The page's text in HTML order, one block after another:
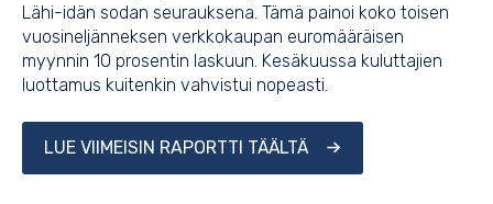
Lähi-idän sodan seurauksena. Tämä painoi koko toisen
vuosineljänneksen verkkokaupan euromääräisen
myynnin 10 prosentin laskuun. Kesäkuussa kuluttajien
luottamus kuitenkin vahvistui nopeasti.
LUE VIIMEISIN RAPORTTI TÄÄLTÄ